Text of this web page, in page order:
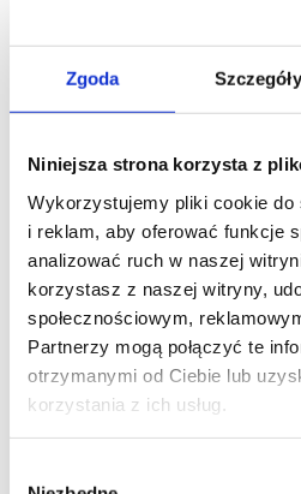
Zgoda Szczegóły
Niniejsza strona korzysta z
Wykorzystujemy pliki cookie do
i reklam, aby oferować funkcje
analizować ruch w naszej
korzystasz z naszej witryny,
społecznościowym,
Partnerzy mogą połączyć te
otrzymanymi od Ciebie lub
korzystania z ich usług.
Ustawa z dnia
(Dz.U. 2018 poz.
Ustawa z dnia
2004 nr 171 poz.
Ustawa z dnia 4
prawie
pokrewnych
poz. 83)
Jaki jest prawnie
interes
Administratora?
W celu
dochodzenia
uzasadniony